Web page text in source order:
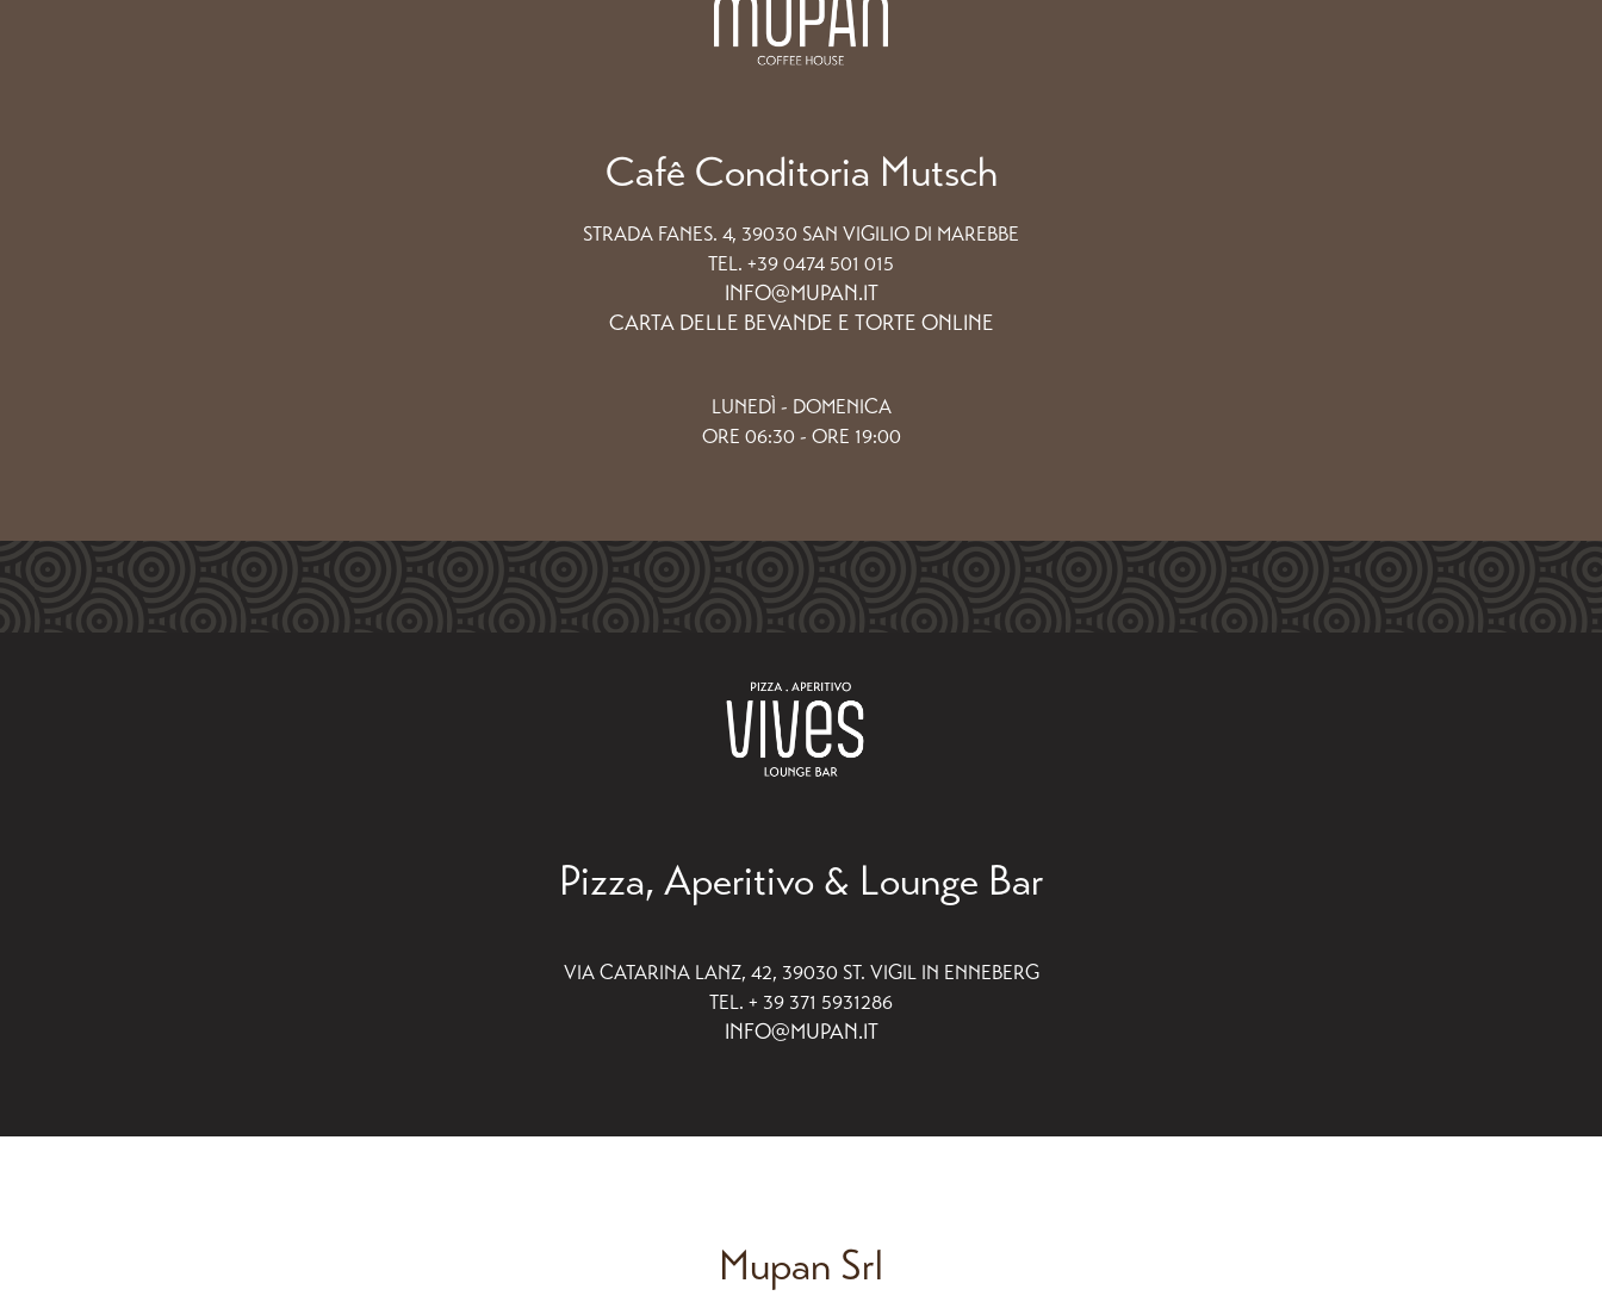
Cafê Conditoria Mutsch
STRADA FANES. 4, 39030 SAN VIGILIO DI MAREBBE
TEL. +39 0474 501 015
INFO@MUPAN.IT
CARTA DELLE BEVANDE E TORTE ONLINE
LUNEDÌ - DOMENICA
ORE 06:30 - ORE 19:00
Pizza, Aperitivo & Lounge Bar
VIA CATARINA LANZ, 42, 39030 ST. VIGIL IN ENNEBERG
TEL. + 39 371 5931286
INFO@MUPAN.IT
Mupan Srl